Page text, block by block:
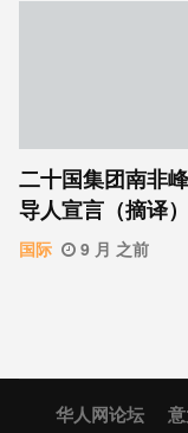
二十国集团南非
导人宣言（摘译）
国际 9 月 之前
华人网论坛